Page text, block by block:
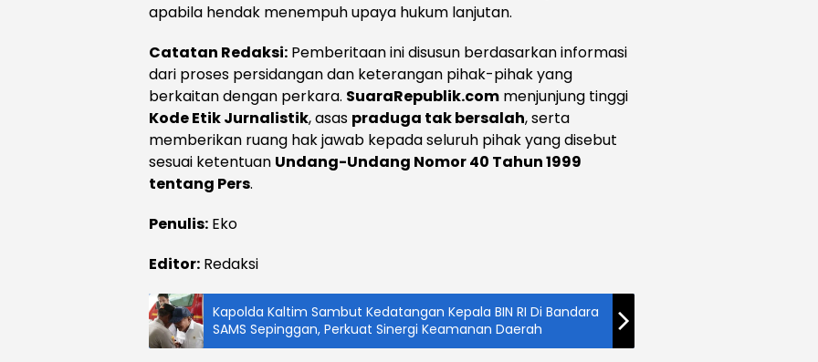
apabila hendak menempuh upaya hukum lanjutan.
Catatan Redaksi: Pemberitaan ini disusun berdasarkan informasi
dari proses persidangan dan keterangan pihak-pihak yang
berkaitan dengan perkara. SuaraRepublik.com menjunjung tinggi
Kode Etik Jurnalistik, asas praduga tak bersalah, serta
memberikan ruang hak jawab kepada seluruh pihak yang disebut
sesuai ketentuan Undang-Undang Nomor 40 Tahun 1999
tentang Pers.
Penulis: Eko
Editor: Redaksi
Kapolda Kaltim Sambut Kedatangan Kepala BIN RI Di Bandara
SAMS Sepinggan, Perkuat Sinergi Keamanan Daerah